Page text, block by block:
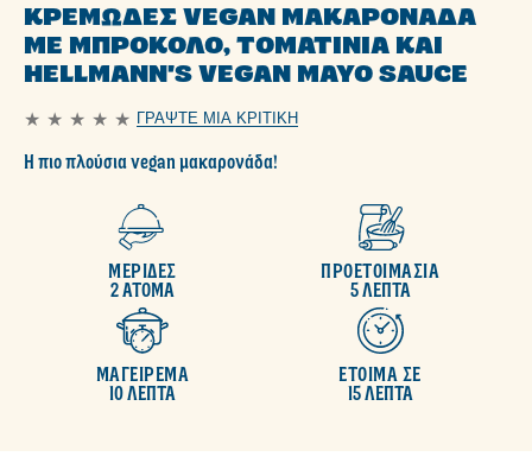
ΚΡΕΜΏΔΕΣ VEGAN ΜΑΚΑΡΟΝΆΔΑ
ΜΕ ΜΠΡΌΚΟΛΟ, ΤΟΜΑΤΊΝΙΑ ΚΑΙ
HELLMANN'S VEGAN MAYO SAUCE
Δεν
αξιολογήσεις
ΓΡΆΨΤΕ ΜΙΑ ΚΡΙΤΙΚΉ
Η πιο πλούσια vegan μακαρονάδα!
2 ΑΤΟΜΑ
ΜΕΡΙΔΕΣ
5 ΛΕΠΤΑ
ΠΡΟΕΤΟΙΜΑΣΙΑ
10 ΛΕΠΤΑ
ΜΑΓΕΙΡΕΜΑ
15 ΛΕΠΤΑ
ΕΤΟΙΜΑ ΣΕ